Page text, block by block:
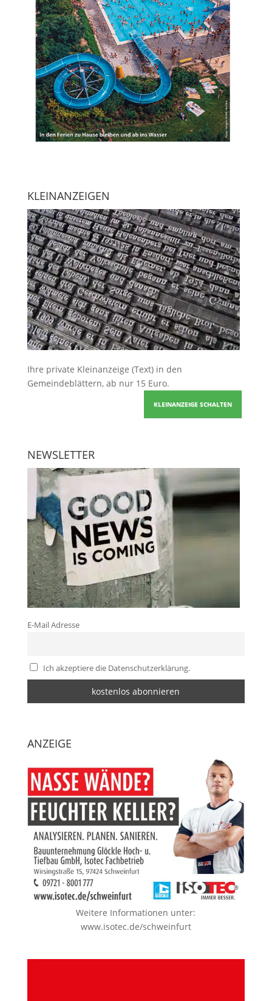
KLEINANZEIGEN
Ihre private Kleinanzeige (Text) in den
Gemeindeblättern, ab nur 15 Euro.
KLEINANZEIGE SCHALTEN
NEWSLETTER
E-Mail Adresse
Ich akzeptiere die Datenschutzerklärung.
ANZEIGE
Weitere Informationen unter:
www.isotec.de/schweinfurt